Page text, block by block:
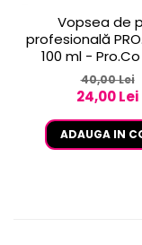
Vopsea de
profesională
100 ml -
NEGRU
40,00 Lei
24,00 Lei
ADAUGA IN